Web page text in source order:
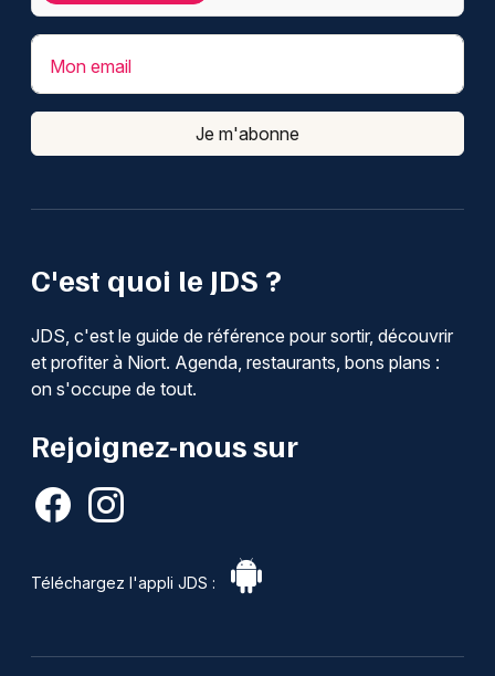
C'est quoi le JDS ?
JDS, c'est le guide de référence pour sortir, découvrir
et profiter à Niort. Agenda, restaurants, bons plans :
on s'occupe de tout.
Rejoignez-nous sur
Téléchargez l'appli JDS :
Mon email
Je m'abonne